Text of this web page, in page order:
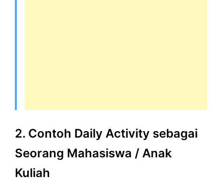
2. Contoh Daily Activity sebagai
Seorang Mahasiswa / Anak
Kuliah